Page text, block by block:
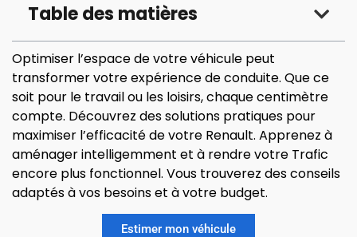
Table des matières
Optimiser l’espace de votre véhicule peut
transformer votre expérience de conduite. Que ce
soit pour le travail ou les loisirs, chaque centimètre
compte. Découvrez des solutions pratiques pour
maximiser l’efficacité de votre Renault. Apprenez à
aménager intelligemment et à rendre votre Trafic
encore plus fonctionnel. Vous trouverez des conseils
adaptés à vos besoins et à votre budget.
Estimer mon véhicule